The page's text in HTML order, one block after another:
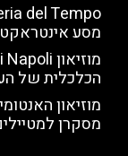
מסע
הכלכלית של
מוזיאון
מסקרן